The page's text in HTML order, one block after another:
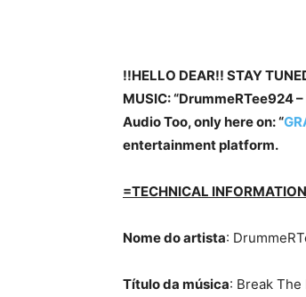
!!HELLO DEAR!! STAY
MUSIC: “DrummeRTee924 –
Audio Too, only here on: “
entertainment platform.
=TECHNICAL
Nome do artista:
Título da música: Break The